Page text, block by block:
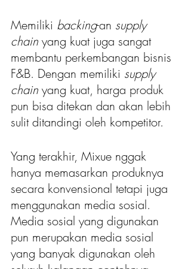
Memiliki backing-an supply
chain yang kuat juga sangat
membantu perkembangan bisnis
F&B. Dengan memiliki supply
chain yang kuat, harga produk
pun bisa ditekan dan akan lebih
sulit ditandingi oleh kompetitor.
Yang terakhir, Mixue nggak
hanya memasarkan produknya
secara konvensional tetapi juga
menggunakan media sosial.
Media sosial yang digunakan
pun merupakan media sosial
yang banyak digunakan oleh